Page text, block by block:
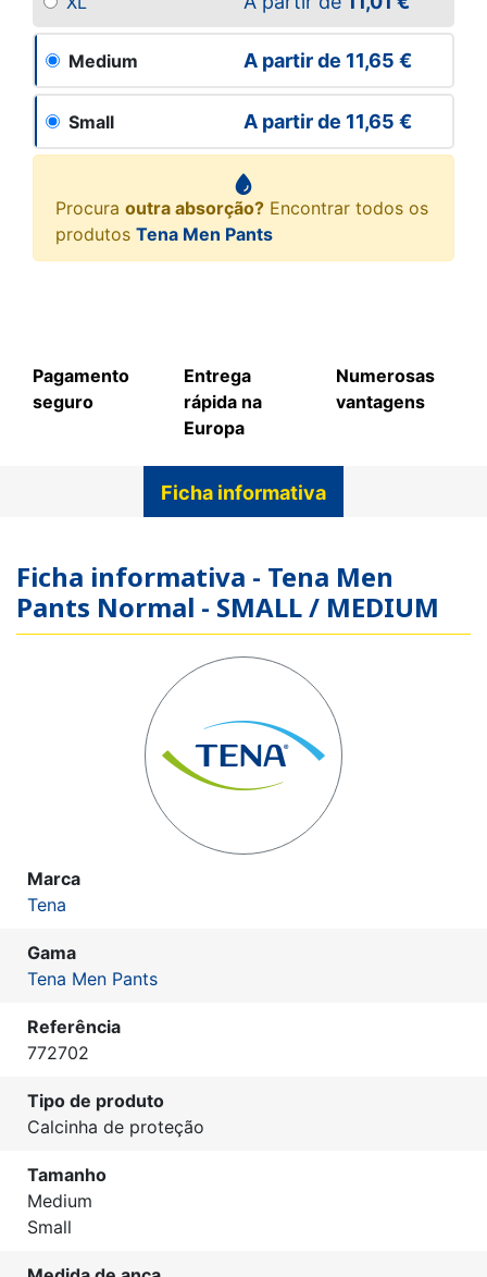
Medium A partir de 11,65 €
Small A partir de 11,65 €
Procura outra absorção? Encontrar todos os
produtos Tena Men Pants
Pagamento
seguro
Entrega
rápida na
Europa
Numerosas
vantagens
Ficha informativa
Ficha informativa - Tena Men
Pants Normal - SMALL / MEDIUM
Marca
Tena
Gama
Tena Men Pants
Referência
772702
Tipo de produto
Calcinha de proteção
Tamanho
Medium
Small